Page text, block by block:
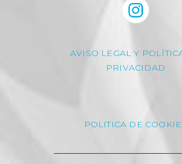
AVISO LEGAL Y
PRIVACIDAD
POLITICA DE